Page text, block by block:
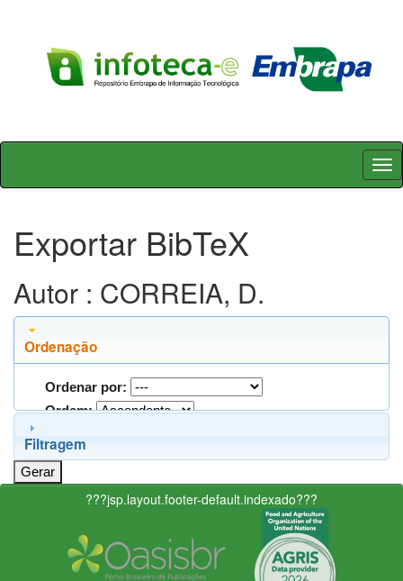
Skip
Exportar BibTeX
Autor : CORREIA, D.
Ordenação
Ordenar por:
Ordem:
Filtragem
???jsp.layout.footer-default.indexado???